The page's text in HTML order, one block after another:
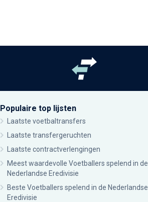
Populaire top lijsten
Laatste voetbaltransfers
Laatste transfergeruchten
Laatste contractverlengingen
Meest waardevolle Voetballers spelend in de
Nederlandse Eredivisie
Beste Voetballers spelend in de Nederlandse
Eredivisie